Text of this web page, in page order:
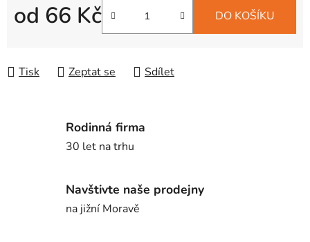
od 66 Kč DO KOŠÍKU
Tisk Zeptat se Sdílet
Rodinná firma
30 let na trhu
Navštivte naše prodejny
na jižní Moravě